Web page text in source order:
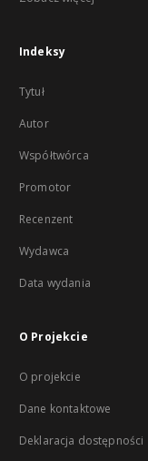
Indeksy
Tytuł
Autor
Współtwórca
Promotor
Recenzent
Wydawca
Data wydania
O Projekcie
O projekcie
Dane kontaktowe
Deklaracja dostępności